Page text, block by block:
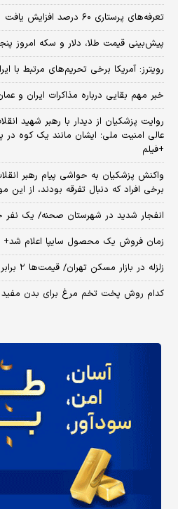
تعرفه‌های پرستاری ۶۰ درصد افزایش یافت
پیش‌بینی قیمت طلا، دلار و سکه امروز پنجشنبه ۱۵
رویترز: آمریکا برخی تحریم‌های مرتبط با
خبر مهم بقایی درباره مذاکرات ایران و
روایت پزشکیان از دیدار با رهبر شهید
عالی امنیت ملی؛ ایشان مانند یک کوه در
+فیلم
واکنش پزشکیان به حواشی پیام رهبر
برخی افراد که دنبال تفرقه بودند، از
انفجار شدید در شهرستان صحنه/ یک
زمان فروش یک محصول سایپا اعلام شد+
زلزله در بازار مسکن تهران/ قیمت‌ها ۲ برابر شد، خریدار ناپدید شد
کدام روش پخت تخم مرغ برای بدن